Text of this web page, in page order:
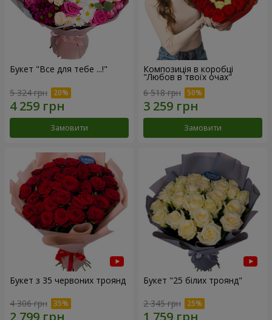
Букет "Все для тебе ...!"
5 324 грн
Замовити
Композиція в коробці
"Любов в твоїх очах"
6 518 грн
Замовити
Букет з 35 червоних троянд
4 306 грн
Букет "25 білих троянд"
2 345 грн